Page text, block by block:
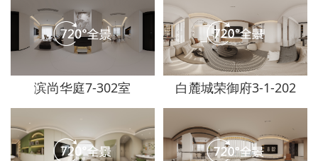
滨尚华庭7-302室 白麓城荣御府3-1-202